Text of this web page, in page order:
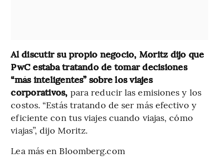
Al discutir su propio negocio, Moritz dijo que
PwC estaba tratando de tomar decisiones
“más inteligentes” sobre los viajes
corporativos, para reducir las emisiones y los
costos. “Estás tratando de ser más efectivo y
eficiente con tus viajes cuando viajas, cómo
viajas”, dijo Moritz.
Lea más en Bloomberg.com